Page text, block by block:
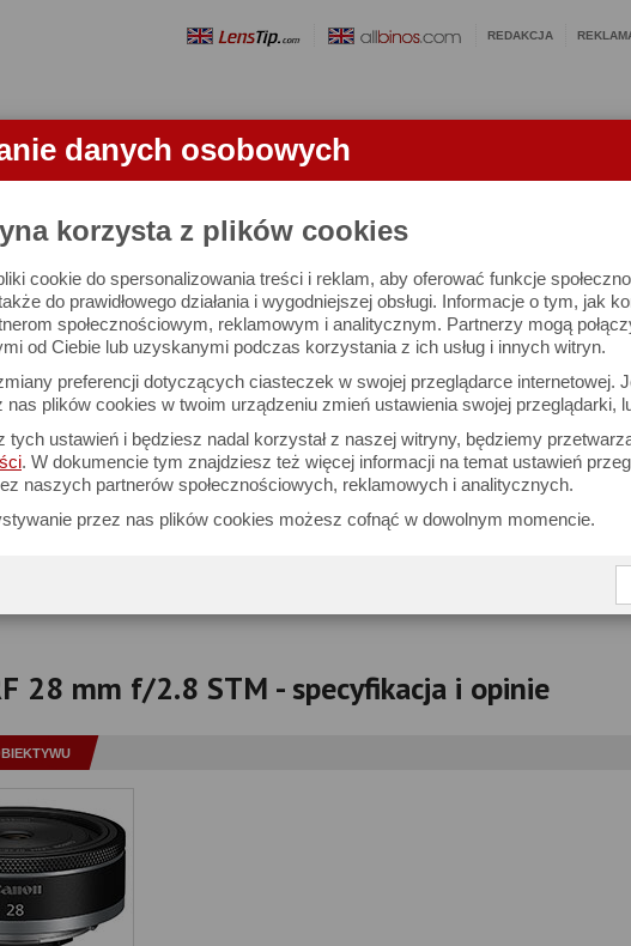
danych osobowych
korzysta z plików cookies
cookie do spersonalizowania treści i reklam, aby oferować funkcje
do prawidłowego działania i wygodniejszej obsługi. Informacje o tym, jak
społecznościowym, reklamowym i analitycznym. Partnerzy mogą
od Ciebie lub uzyskanymi podczas korzystania z ich usług i innych witryn.
preferencji dotyczących ciasteczek w swojej przeglądarce internetowej.
nas plików cookies w twoim urządzeniu zmień ustawienia swojej przeglądarki,
tych ustawień i będziesz nadal korzystał z naszej witryny, będziemy
. W dokumencie tym znajdziesz też więcej informacji na temat ustawień
naszych partnerów społecznościowych, reklamowych i analitycznych.
przez nas plików cookies możesz cofnąć w dowolnym momencie.
REDAKCJA
APARATY OBIEKTYWY LORNETKI
się 2318 obiektywów i 9905 ocen.
Możesz też zrobić
własne porównanie
Porównaj obiektywy
Proszę podać interesujące Cię parametry
Model:
28 mm f/2.8 STM - specyfikacja i opinie